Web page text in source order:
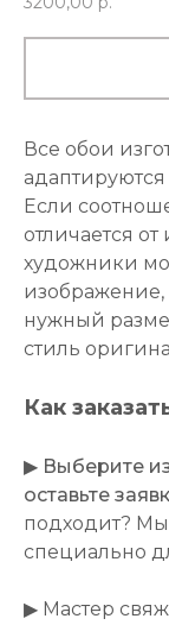
Все обои
Если
отличается
художники
нужный
стиль
Как
▶ Выберите
оставьте
подходит?
специально
▶ Мастер